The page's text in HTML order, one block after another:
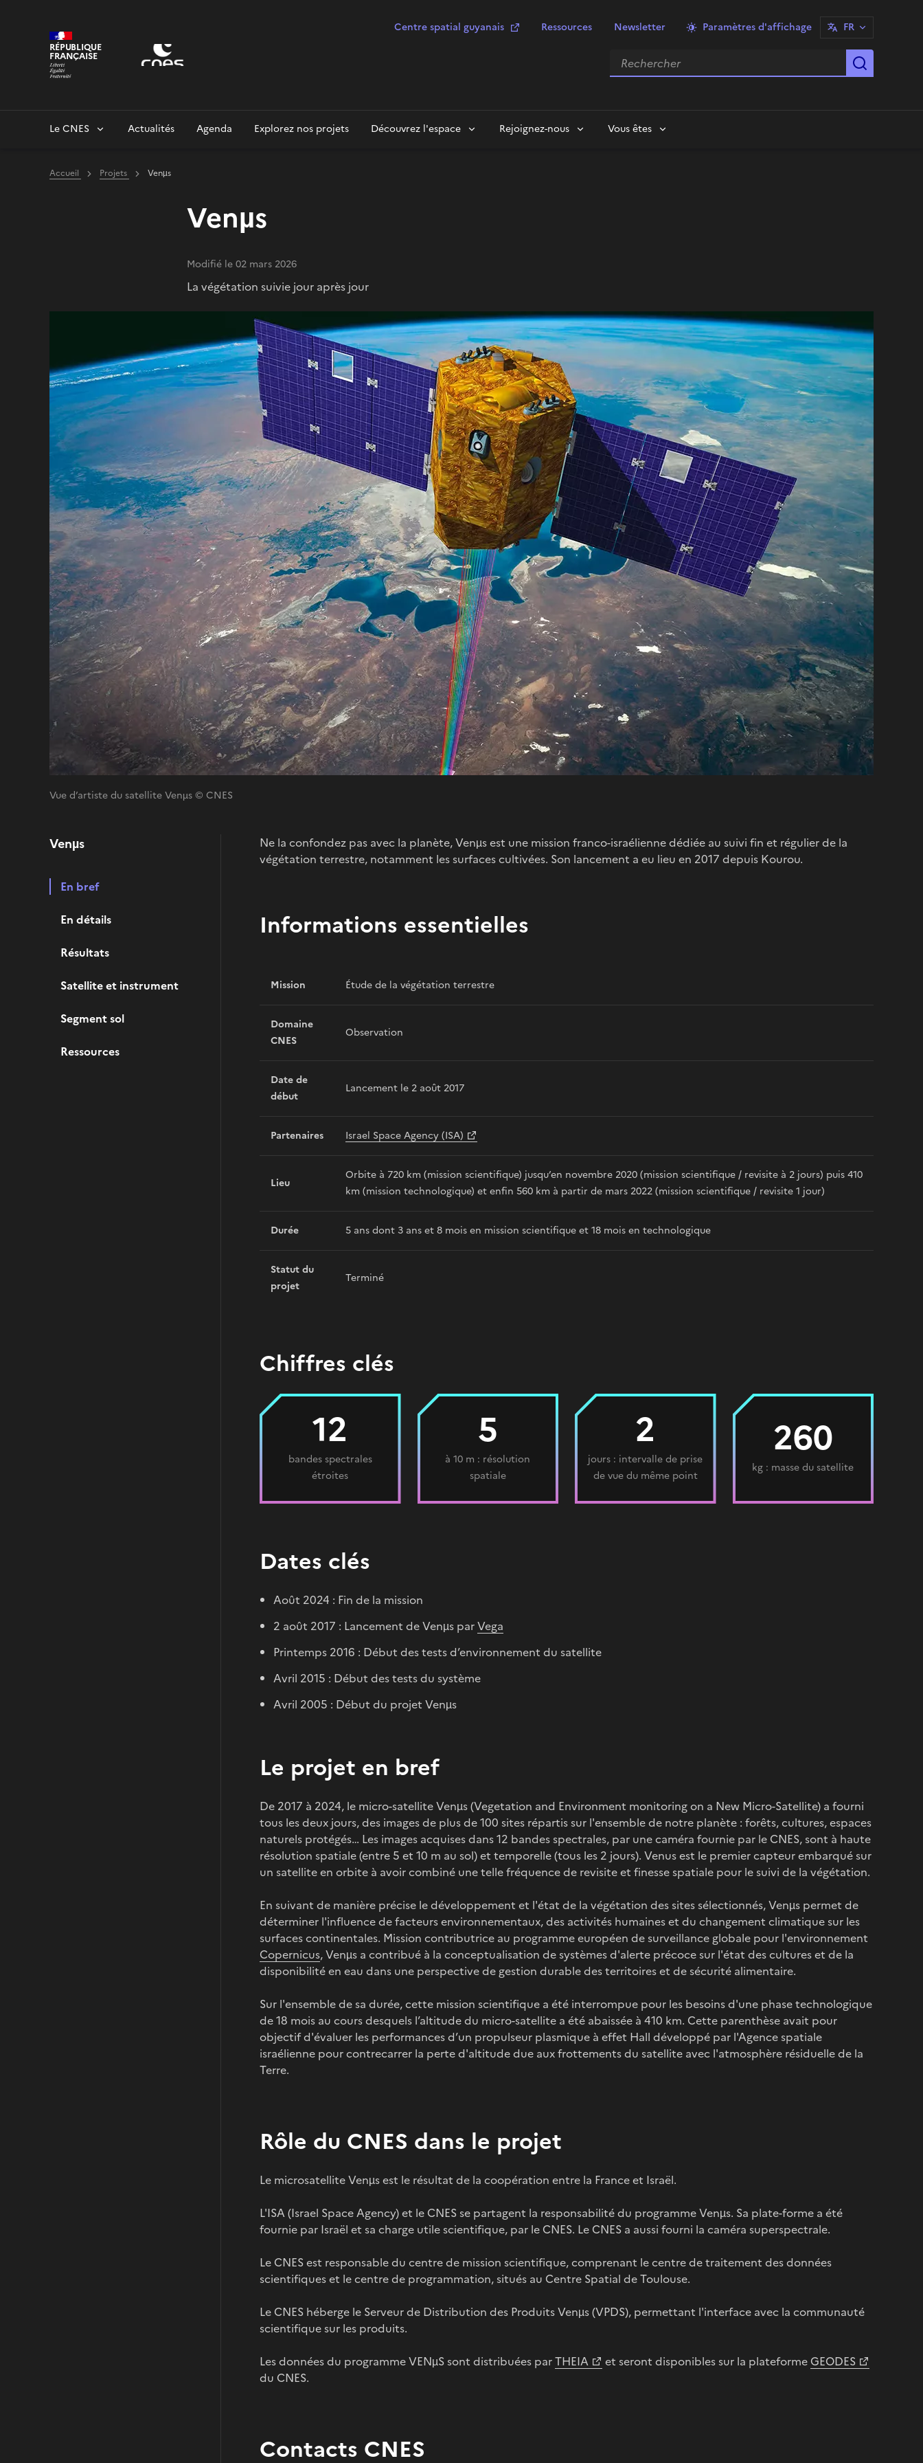
RÉPUBLIQUE
FRANÇAISE
Centre spatial guyanais Ressources Newsletter Paramètres d'affichage FR
Rechercher
Le CNES Actualités Agenda Explorez nos projets Découvrez l'espace Rejoignez-nous Vous êtes
Accueil Projets Venµs
Venµs
Modifié le 02 mars 2026
La végétation suivie jour après jour
Vue d’artiste du satellite Venµs © CNES
Venµs
En bref
En détails
Résultats
Satellite et instrument
Segment sol
Ressources
Ne la confondez pas avec la planète, Venµs est une mission franco-israélienne dédiée au suivi fin et régulier de la
végétation terrestre, notamment les surfaces cultivées. Son lancement a eu lieu en 2017 depuis Kourou.
Informations essentielles
Mission Étude de la végétation terrestre
Domaine
CNES
Observation
Date de
début
Lancement le 2 août 2017
Partenaires Israel Space Agency (ISA)
Lieu
Orbite à 720 km (mission scientifique) jusqu’en novembre 2020 (mission scientifique / revisite à 2 jours) puis 410
km (mission technologique) et enfin 560 km à partir de mars 2022 (mission scientifique / revisite 1 jour)
Durée 5 ans dont 3 ans et 8 mois en mission scientifique et 18 mois en technologique
Statut du
projet
Terminé
Chiffres clés
12
bandes spectrales
étroites
5
à 10 m : résolution
spatiale
2
jours : intervalle de prise
de vue du même point
260
kg : masse du satellite
Dates clés
Août 2024 : Fin de la mission
2 août 2017 : Lancement de Venµs parVega
Printemps 2016 : Début des tests d’environnement du satellite
Avril 2015 : Début des tests du système
Avril 2005 : Début du projet Venµs
Le projet en bref
De 2017 à 2024, le micro-satellite Venµs (Vegetation and Environment monitoring on a New Micro-Satellite) a fourni
tous les deux jours, des images de plus de 100 sites répartis sur l'ensemble de notre planète : forêts, cultures, espaces
naturels protégés… Les images acquises dans 12 bandes spectrales, par une caméra fournie par le CNES, sont à haute
résolution spatiale (entre 5 et 10 m au sol) et temporelle (tous les 2 jours). Venus est le premier capteur embarqué sur
un satellite en orbite à avoir combiné une telle fréquence de revisite et finesse spatiale pour le suivi de la végétation.
En suivant de manière précise le développement et l'état de la végétation des sites sélectionnés, Venµs permet de
déterminer l'influence de facteurs environnementaux, des activités humaines et du changement climatique sur les
surfaces continentales. Mission contributrice au programme européen de surveillance globale pour l'environnement
Copernicus, Venµs a contribué à la conceptualisation de systèmes d'alerte précoce sur l'état des cultures et de la
disponibilité en eau dans une perspective de gestion durable des territoires et de sécurité alimentaire.
Sur l'ensemble de sa durée, cette mission scientifique a été interrompue pour les besoins d'une phase technologique
de 18 mois au cours desquels l’altitude du micro-satellite a été abaissée à 410 km. Cette parenthèse avait pour
objectif d'évaluer les performances d’un propulseur plasmique à effet Hall développé par l'Agence spatiale
israélienne pour contrecarrer la perte d'altitude due aux frottements du satellite avec l'atmosphère résiduelle de la
Terre.
Rôle du CNES dans le projet
Le microsatellite Venµs est le résultat de la coopération entre la France et Israël.
L'ISA (Israel Space Agency) et le CNES se partagent la responsabilité du programme Venµs. Sa plate-forme a été
fournie par Israël et sa charge utile scientifique, par le CNES. Le CNES a aussi fourni la caméra superspectrale.
Le CNES est responsable du centre de mission scientifique, comprenant le centre de traitement des données
scientifiques et le centre de programmation, situés au Centre Spatial de Toulouse.
Le CNES héberge le Serveur de Distribution des Produits Venµs (VPDS), permettant l'interface avec la communauté
scientifique sur les produits.
Les données du programme VENµS sont distribuées parTHEIA et seront disponibles sur la plateforme GEODES
du CNES.
Contacts CNES